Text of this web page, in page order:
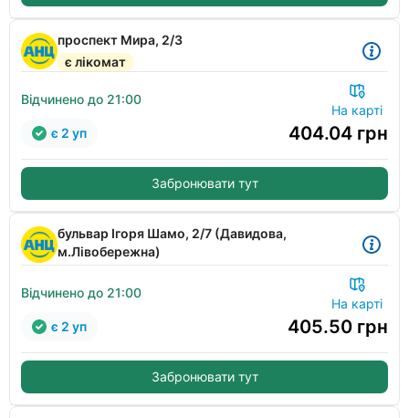
проспект Мира, 2/3
є лікомат
Відчинено до 21:00
На карті
404.04 грн
є 2 уп
Забронювати тут
бульвар Ігоря Шамо, 2/7 (Давидова,
м.Лівобережна)
Відчинено до 21:00
На карті
405.50 грн
є 2 уп
Забронювати тут